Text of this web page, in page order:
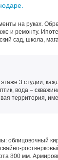
на руках.
и ремонту.
сад, школа,
3 студии,
вода –
территория,
облицовочный
800 мм.